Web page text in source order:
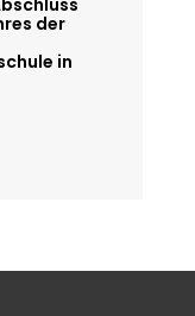
der
in